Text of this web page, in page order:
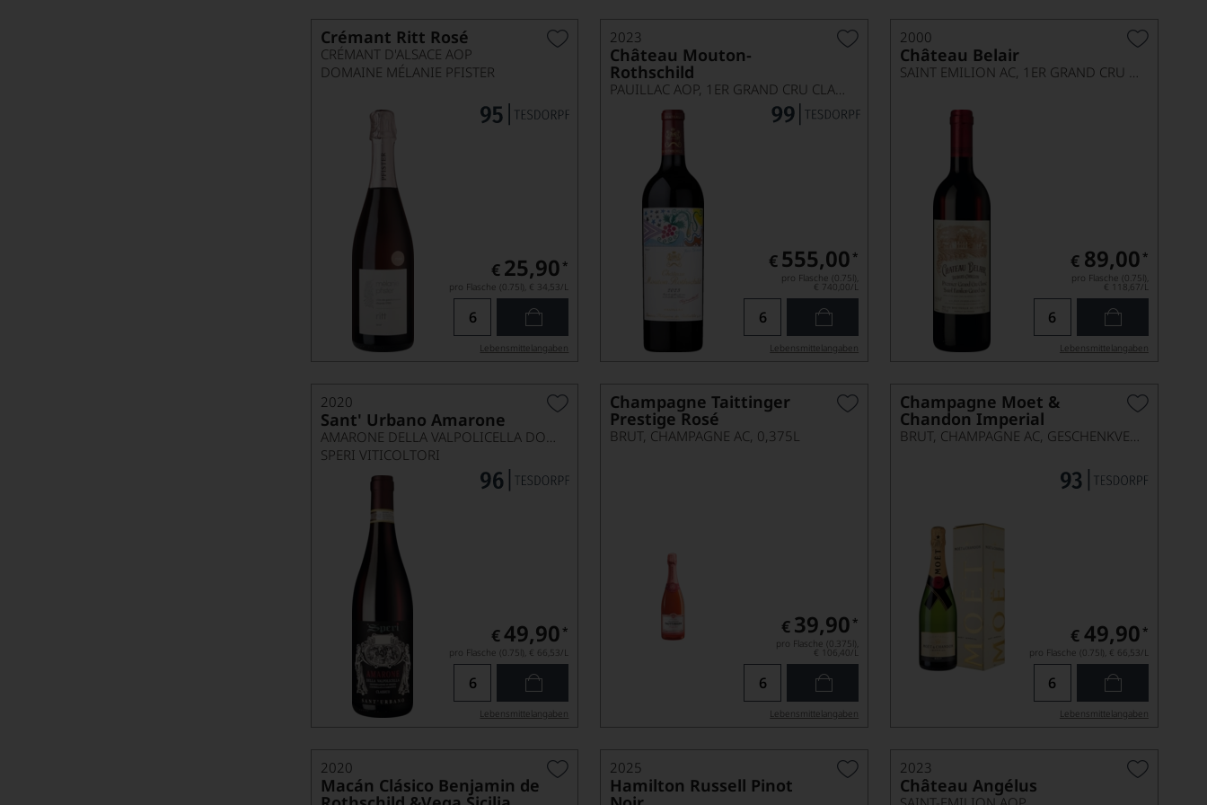
Crémant Ritt Rosé
CRÉMANT D'ALSACE AOP
DOMAINE MÉLANIE PFISTER
€ 25,90 *
pro Flasche (0.75l), € 34,53/L
Lebensmittel­angaben
2023
Château Mouton-
Rothschild
PAUILLAC AOP, 1ER GRAND CRU CLASSÉ
€ 555,00 *
pro Flasche (0.75l),
€ 740,00/L
Lebensmittel­angaben
2000
Château Belair
SAINT EMILION AC, 1ER GRAND CRU CLASSÉ B
€ 89,00 *
pro Flasche (0.75l),
€ 118,67/L
Lebensmittel­angaben
2020
Sant' Urbano Amarone
AMARONE DELLA VALPOLICELLA DOCG CLASSICO
SPERI VITICOLTORI
€49,90 *
pro Flasche (0.75l), € 66,53/L
Lebensmittel­angaben
Champagne Taittinger
Prestige Rosé
BRUT, CHAMPAGNE AC, 0,375L
€ 39,90 *
pro Flasche (0.375l),
€ 106,40/L
Lebensmittel­angaben
Champagne Moet &
Chandon Imperial
BRUT, CHAMPAGNE AC, GESCHENKVERPACKUNG
€ 49,90 *
pro Flasche (0.75l), € 66,53/L
Lebensmittel­angaben
2020
Macán Clásico Benjamin de
2025
Hamilton Russell Pinot
2023
Château Angélus